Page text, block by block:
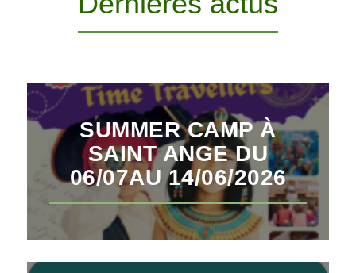
SUMMER CAMP À
SAINT ANGE DU
06/07AU 14/06/2026